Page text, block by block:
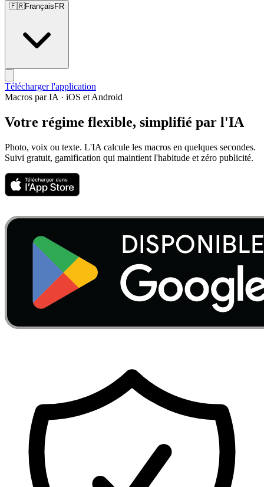
🇫🇷FrançaisFR
Télécharger l'application
Macros par IA · iOS et Android
Votre régime flexible, simplifié par l'IA
Photo, voix ou texte. L'IA calcule les macros en quelques secondes.
Suivi gratuit, gamification qui maintient l'habitude et zéro publicité.